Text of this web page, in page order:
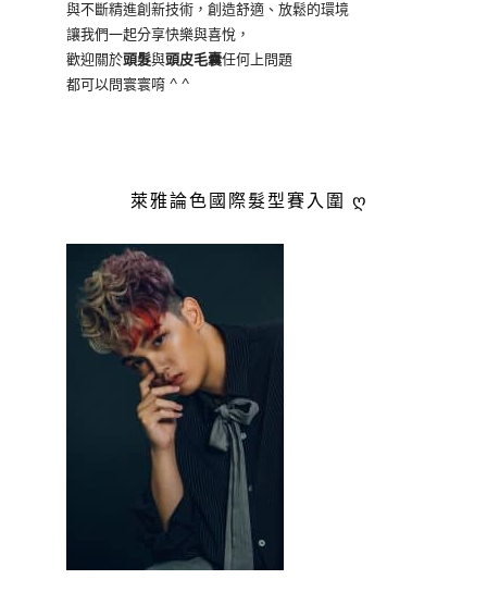
與不斷精進創新技術，創造舒適、放鬆的環境
讓我們一起分享快樂與喜悅，
歡迎關於頭髮與頭皮毛囊任何上問題
都可以問寰寰唷 ^ ^
萊雅論色國際髮型賽入圍 ღ